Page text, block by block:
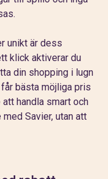
unikt är dess
klick aktiverar du
din shopping i lugn
bästa möjliga pris
handla smart och
Savier, utan att